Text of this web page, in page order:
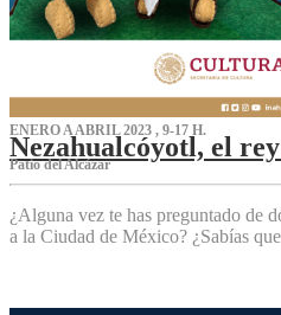
ENERO A ABRIL 2023 , 9-17 H.
Nezahualcóyotl, el
Patio del Alcázar
¿Alguna vez te has preguntado de
a la Ciudad de México? ¿Sabías